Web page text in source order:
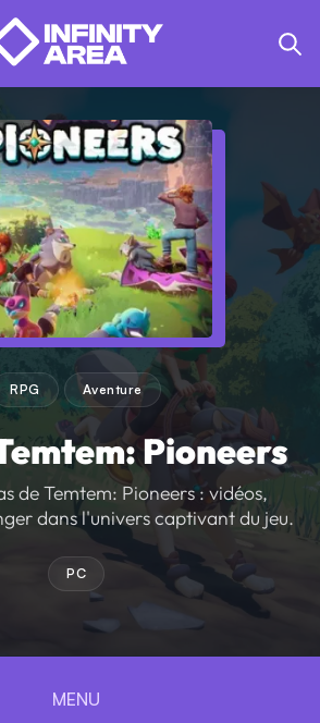
RPG Aventure
Pioneers
de Temtem: Pioneers : vidéos,
dans l'univers captivant du jeu.
PC
MENU